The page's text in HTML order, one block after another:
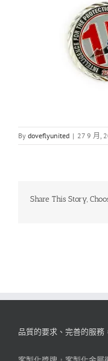
By doveflyunited | 27 9 月,
Share This Story,
品質的要求、完善的服務